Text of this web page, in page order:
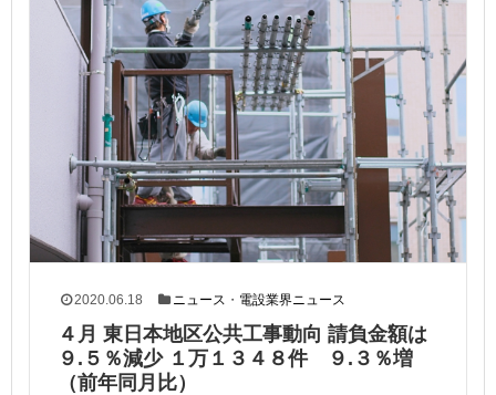
2020.06.18 ニュース ・ 電設業界ニュース
４月 東日本地区公共工事動向 請負金額は
９.５％減少 １万１３４８件 ９.３％増
（前年同月比）